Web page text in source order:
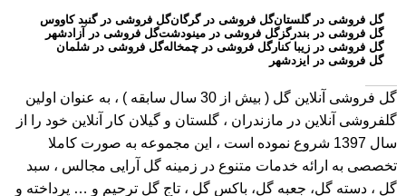
گل فروشی در گلستانگل فروشی در گرگانگل فروشی در گنبد کاووس
گل فروشی در بندرگزگل فروشی در مینودشتگل فروشی در آزادشهر
گل فروشی در زیبا کنارگل فروشی در چمخالهگل فروشی در شلمان
گل فروشی در ایزدشهر
گل فروشی آنلاین گل
( بیش از 30 سال سابقه ) ، به عنوان اولین
گلفروشی آنلاین در مازندران ، گلستان و گیلان کار آنلاین خود را از
سال 1397 شروع نموده است ، این مجموعه به صورت کاملا
تخصصی به ارائه خدمات متنوع در زمینه گل آرایی مجالس ، سبد
گل ، دسته گل، جعبه گل، باکس گل ، تاج گل ترحیم و … پرداخته و